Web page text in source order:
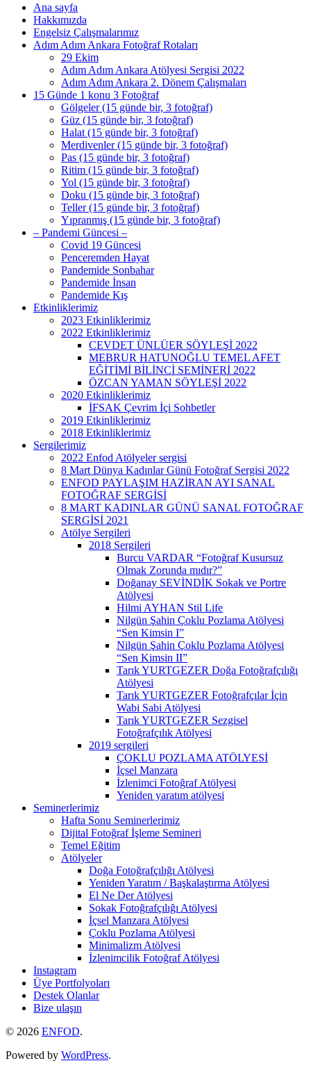
Ana sayfa
Hakkımızda
Engelsiz Çalışmalarımız
Adım Adım Ankara Fotoğraf Rotaları
29 Ekim
Adım Adım Ankara Atölyesi Sergisi 2022
Adım Adım Ankara 2. Dönem Çalışmaları
15 Günde 1 konu 3 Fotoğraf
Gölgeler (15 günde bir, 3 fotoğraf)
Güz (15 günde bir, 3 fotoğraf)
Halat (15 günde bir, 3 fotoğraf)
Merdivenler (15 günde bir, 3 fotoğraf)
Pas (15 günde bir, 3 fotoğraf)
Ritim (15 günde bir, 3 fotoğraf)
Yol (15 günde bir, 3 fotoğraf)
Doku (15 günde bir, 3 fotoğraf)
Teller (15 günde bir, 3 fotoğraf)
Yıpranmış (15 günde bir, 3 fotoğraf)
– Pandemi Güncesi –
Covid 19 Güncesi
Penceremden Hayat
Pandemide Sonbahar
Pandemide İnsan
Pandemide Kış
Etkinliklerimiz
2023 Etkinliklerimiz
2022 Etkinliklerimiz
CEVDET ÜNLÜER SÖYLEŞİ 2022
MEBRUR HATUNOĞLU TEMEL AFET
EĞİTİMİ BİLİNCİ SEMİNERİ 2022
ÖZCAN YAMAN SÖYLEŞİ 2022
2020 Etkinliklerimiz
İFSAK Çevrim İçi Sohbetler
2019 Etkinliklerimiz
2018 Etkinliklerimiz
Sergilerimiz
2022 Enfod Atölyeler sergisi
8 Mart Dünya Kadınlar Günü Fotoğraf Sergisi 2022
ENFOD PAYLAŞIM HAZİRAN AYI SANAL
FOTOĞRAF SERGİSİ
8 MART KADINLAR GÜNÜ SANAL FOTOĞRAF
SERGİSİ 2021
Atölye Sergileri
2018 Sergileri
Burcu VARDAR “Fotoğraf Kusursuz
Olmak Zorunda mıdır?”
Doğanay SEVİNDİK Sokak ve Portre
Atölyesi
Hilmi AYHAN Stil Life
Nilgün Şahin Çoklu Pozlama Atölyesi
“Sen Kimsin I”
Nilgün Şahin Çoklu Pozlama Atölyesi
“Sen Kimsin II”
Tarık YURTGEZER Doğa Fotoğrafçılığı
Atölyesi
Tarık YURTGEZER Fotoğrafçılar İçin
Wabi Sabi Atölyesi
Tarık YURTGEZER Sezgisel
Fotoğrafçılık Atölyesi
2019 sergileri
ÇOKLU POZLAMA ATÖLYESİ
İçsel Manzara
İzlenimci Fotoğraf Atölyesi
Yeniden yaratım atölyesi
Seminerlerimiz
Hafta Sonu Seminerlerimiz
Dijital Fotoğraf İşleme Semineri
Temel Eğitim
Atölyeler
Doğa Fotoğrafçılığı Atölyesi
Yeniden Yaratım / Başkalaştırma Atölyesi
El Ne Der Atölyesi
Sokak Fotoğrafçılığı Atölyesi
İçsel Manzara Atölyesi
Çoklu Pozlama Atölyesi
Minimalizm Atölyesi
İzlenimcilik Fotoğraf Atölyesi
Instagram
Üye Portfolyoları
Destek Olanlar
Bize ulaşın
© 2026 ENFOD.
Powered by WordPress.